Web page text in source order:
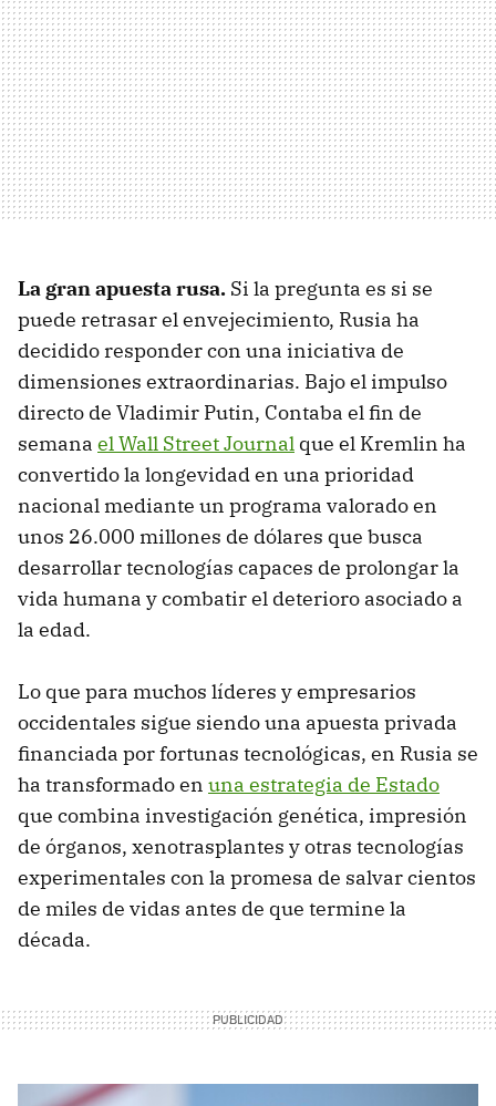
La gran apuesta rusa. Si la pregunta es si se
puede retrasar el envejecimiento, Rusia ha
decidido responder con una iniciativa de
dimensiones extraordinarias. Bajo el impulso
directo de Vladimir Putin, Contaba el fin de
semana el Wall Street Journal que el Kremlin ha
convertido la longevidad en una prioridad
nacional mediante un programa valorado en
unos 26.000 millones de dólares que busca
desarrollar tecnologías capaces de prolongar la
vida humana y combatir el deterioro asociado a
la edad.
Lo que para muchos líderes y empresarios
occidentales sigue siendo una apuesta privada
financiada por fortunas tecnológicas, en Rusia se
ha transformado en una estrategia de Estado
que combina investigación genética, impresión
de órganos, xenotrasplantes y otras tecnologías
experimentales con la promesa de salvar cientos
de miles de vidas antes de que termine la
década.